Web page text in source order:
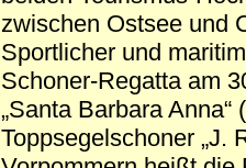
zwischen Ostsee und
Sportlicher und
Schoner-Regatta am
„Santa Barbara
Toppsegelschoner „J.